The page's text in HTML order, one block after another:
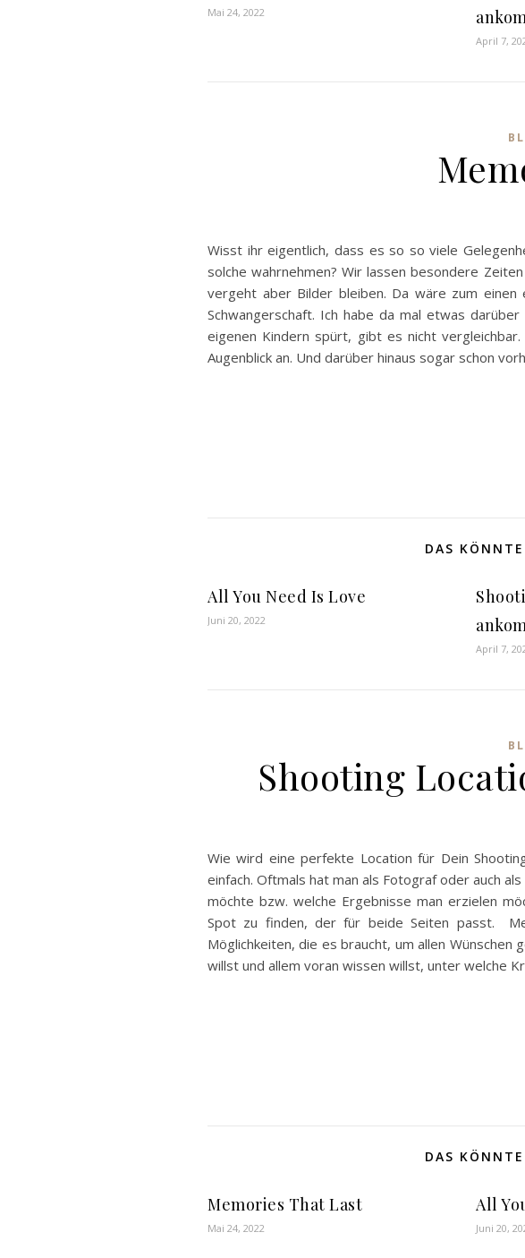
Mai 24, 2022
April 7,
Wisst ihr eigentlich, dass es so so viele
solche wahrnehmen? Wir lassen besondere
vergeht aber Bilder bleiben. Da wäre zum einen
Schwangerschaft. Ich habe da mal etwas
eigenen Kindern spürt, gibt es nicht
Augenblick an. Und darüber hinaus sogar schon
DAS
All You Need Is Love
Juni 20, 2022
April 7,
Shooting
Wie wird eine perfekte Location für Dein
einfach. Oftmals hat man als Fotograf oder auch
möchte bzw. welche Ergebnisse man erzielen
Spot zu finden, der für beide Seiten passt.
Möglichkeiten, die es braucht, um allen
willst und allem voran wissen willst, unter welche
DAS
Memories That Last
Mai 24, 2022
All
Juni 20,